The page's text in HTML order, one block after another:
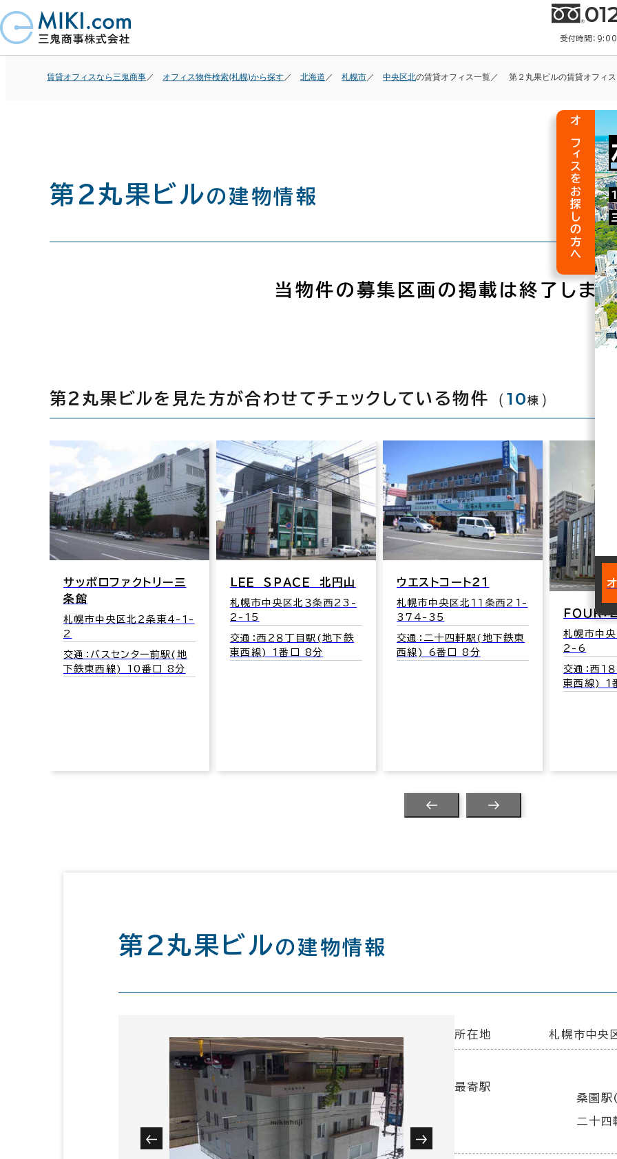
受付時間：
賃貸オフィスなら三鬼商事 オフィス物件検索(札幌)から探す 北海道 札幌市 中央区北の賃貸オフィス一覧 第２丸果ビルの賃貸オフィス
第２丸果ビルの建物情報
当物件の募集区画の掲載は終了しまし
第２丸果ビルを見た方が合わせてチェックしている物件 （10棟 ）
サッポロファクトリー三
条館
札幌市中央区北２条東4-1-
2
交通：バスセンター前駅(地
下鉄東西線) 10番口 8分
ＬＥＥ ＳＰＡＣＥ 北円山
札幌市中央区北３条西23-
2-15
交通：西２８丁目駅(地下鉄
東西線) 1番口 8分
ウエストコート２１
札幌市中央区北１１条西21-
374-35
交通：二十四軒駅(地下鉄東
西線) 6番口 8分
ＦＯＵＲ：
札幌市中
2-6
交通：西１
東西線) 1
第２丸果ビルの建物情報
所在地 札幌市中央
最寄駅
桑園
二十
オフィスをお探しの方へ